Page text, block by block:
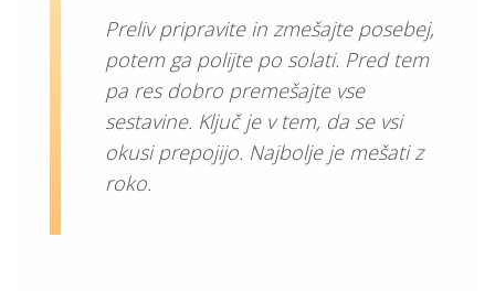
Preliv pripravite in zmešajte posebej,
potem ga polijte po solati. Pred tem
pa res dobro premešajte vse
sestavine. Ključ je v tem, da se vsi
okusi prepojijo. Najbolje je mešati z
roko.